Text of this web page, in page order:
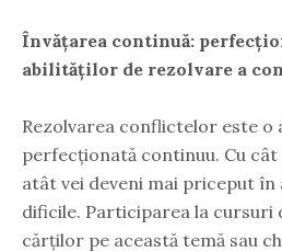
Învățarea continuă:
abilităților de rezolvare a
Rezolvarea conflictelor este o
perfecționată continuu. Cu
atât vei deveni mai priceput
dificile. Participarea la
cărților pe această temă sau